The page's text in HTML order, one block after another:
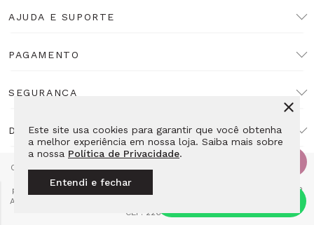
Este site usa cookies para garantir que você obtenha
a melhor experiência em nossa loja. Saiba mais sobre
a nossa Política de Privacidade.
Entendi e fechar
AJUDA E SUPORTE
PAGAMENTO
SEGURANÇA
DESENVOLVIMENTO
Copyright Lulean. Todos os direitos reservados. Proibida reprodução
total ou parcial. Preços e estoque sujeitos a alteração sem aviso
prévio. Razão Social: LL10 Relojoaria Ltda - CNPJ: 14.495.839/0001-52
Av das Americas 4666 Loja 115E2 - Barra da Tijuca Rio de Janeiro - RJ
CEP: 22640-102